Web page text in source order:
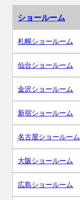
ショールーム
札幌ショールーム
仙台ショールーム
金沢ショールーム
新宿ショールーム
名古屋ショールーム
大阪ショールーム
広島ショールーム